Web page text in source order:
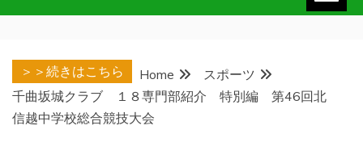
＞＞続きはこちら Home
スポーツ
千曲坂城クラブ １８専門部紹介 特別編 第46回北
信越中学校総合競技大会